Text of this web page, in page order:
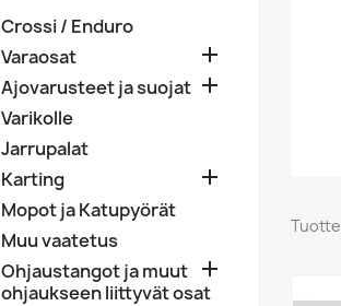
Crossi / Enduro
Varaosat

Ajovarusteet ja suojat 
Varikolle
Jarrupalat
Karting

Mopot ja Katupyörät
Muu vaatetus
Ohjaustangot ja muut
ohjaukseen liittyvät osat
